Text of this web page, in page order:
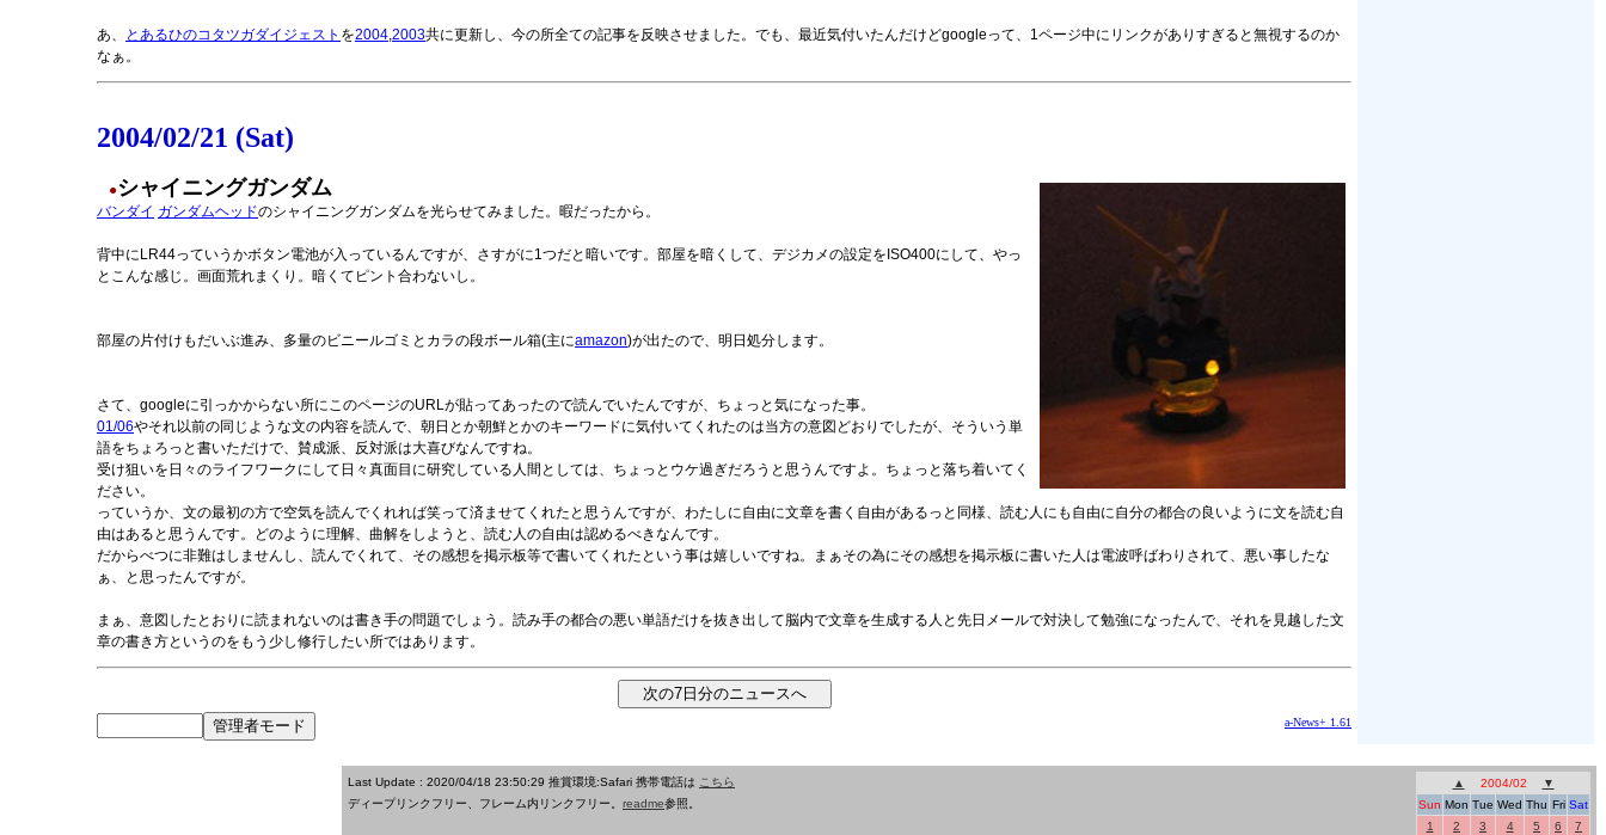
あ、 とあるひのコタツガダイジェスト を2004,2003共に更新し、今の所全ての記事を反映させました。でも、最近気付いたんだけどgoogleって、1ページ中にリンクがありすぎると無視するのか
なぁ。
2004/02/21 (Sat)
●シャイニングガンダム
バンダイ ガンダムヘッドのシャイニングガンダムを光らせてみました。暇だったから。
背中にLR44っていうかボタン電池が入っているんですが、さすがに1つだと暗いです。部屋を暗くして、デジカメの設定をISO400にして、やっ
とこんな感じ。画面荒れまくり。暗くてピント合わないし。
部屋の片付けもだいぶ進み、多量のビニールゴミとカラの段ボール箱(主にamazon)が出たので、明日処分します。
さて、googleに引っかからない所にこのページのURLが貼ってあったので読んでいたんですが、ちょっと気になった事。
01/06やそれ以前の同じような文の内容を読んで、朝日とか朝鮮とかのキーワードに気付いてくれたのは当方の意図どおりでしたが、そういう単
語をちょろっと書いただけで、賛成派、反対派は大喜びなんですね。
受け狙いを日々のライフワークにして日々真面目に研究している人間としては、ちょっとウケ過ぎだろうと思うんですよ。ちょっと落ち着いてく
ださい。
っていうか、文の最初の方で空気を読んでくれれば笑って済ませてくれたと思うんですが、わたしに自由に文章を書く自由があるっと同様、読む人にも自由に自分の都合の良いように文を読む自
由はあると思うんです。どのように理解、曲解をしようと、読む人の自由は認めるべきなんです。
だからべつに非難はしませんし、読んでくれて、その感想を掲示板等で書いてくれたという事は嬉しいですね。まぁその為にその感想を掲示板に書いた人は電波呼ばわりされて、悪い事したな
ぁ、と思ったんですが。
まぁ、意図したとおりに読まれないのは書き手の問題でしょう。読み手の都合の悪い単語だけを抜き出して脳内で文章を生成する人と先日メールで対決して勉強になったんで、それを見越した文
章の書き方というのをもう少し修行したい所ではあります。
a-News+ 1.61
Last Update : 2020/04/18 23:50:29 推賞環境:Safari 携帯電話は こちら
ディープリンクフリー、フレーム内リンクフリー。 readme参照。
▲ 2004/02
▼
Sun Mon Tue Wed Thu Fri Sat
1
2 3 4 5 6 7